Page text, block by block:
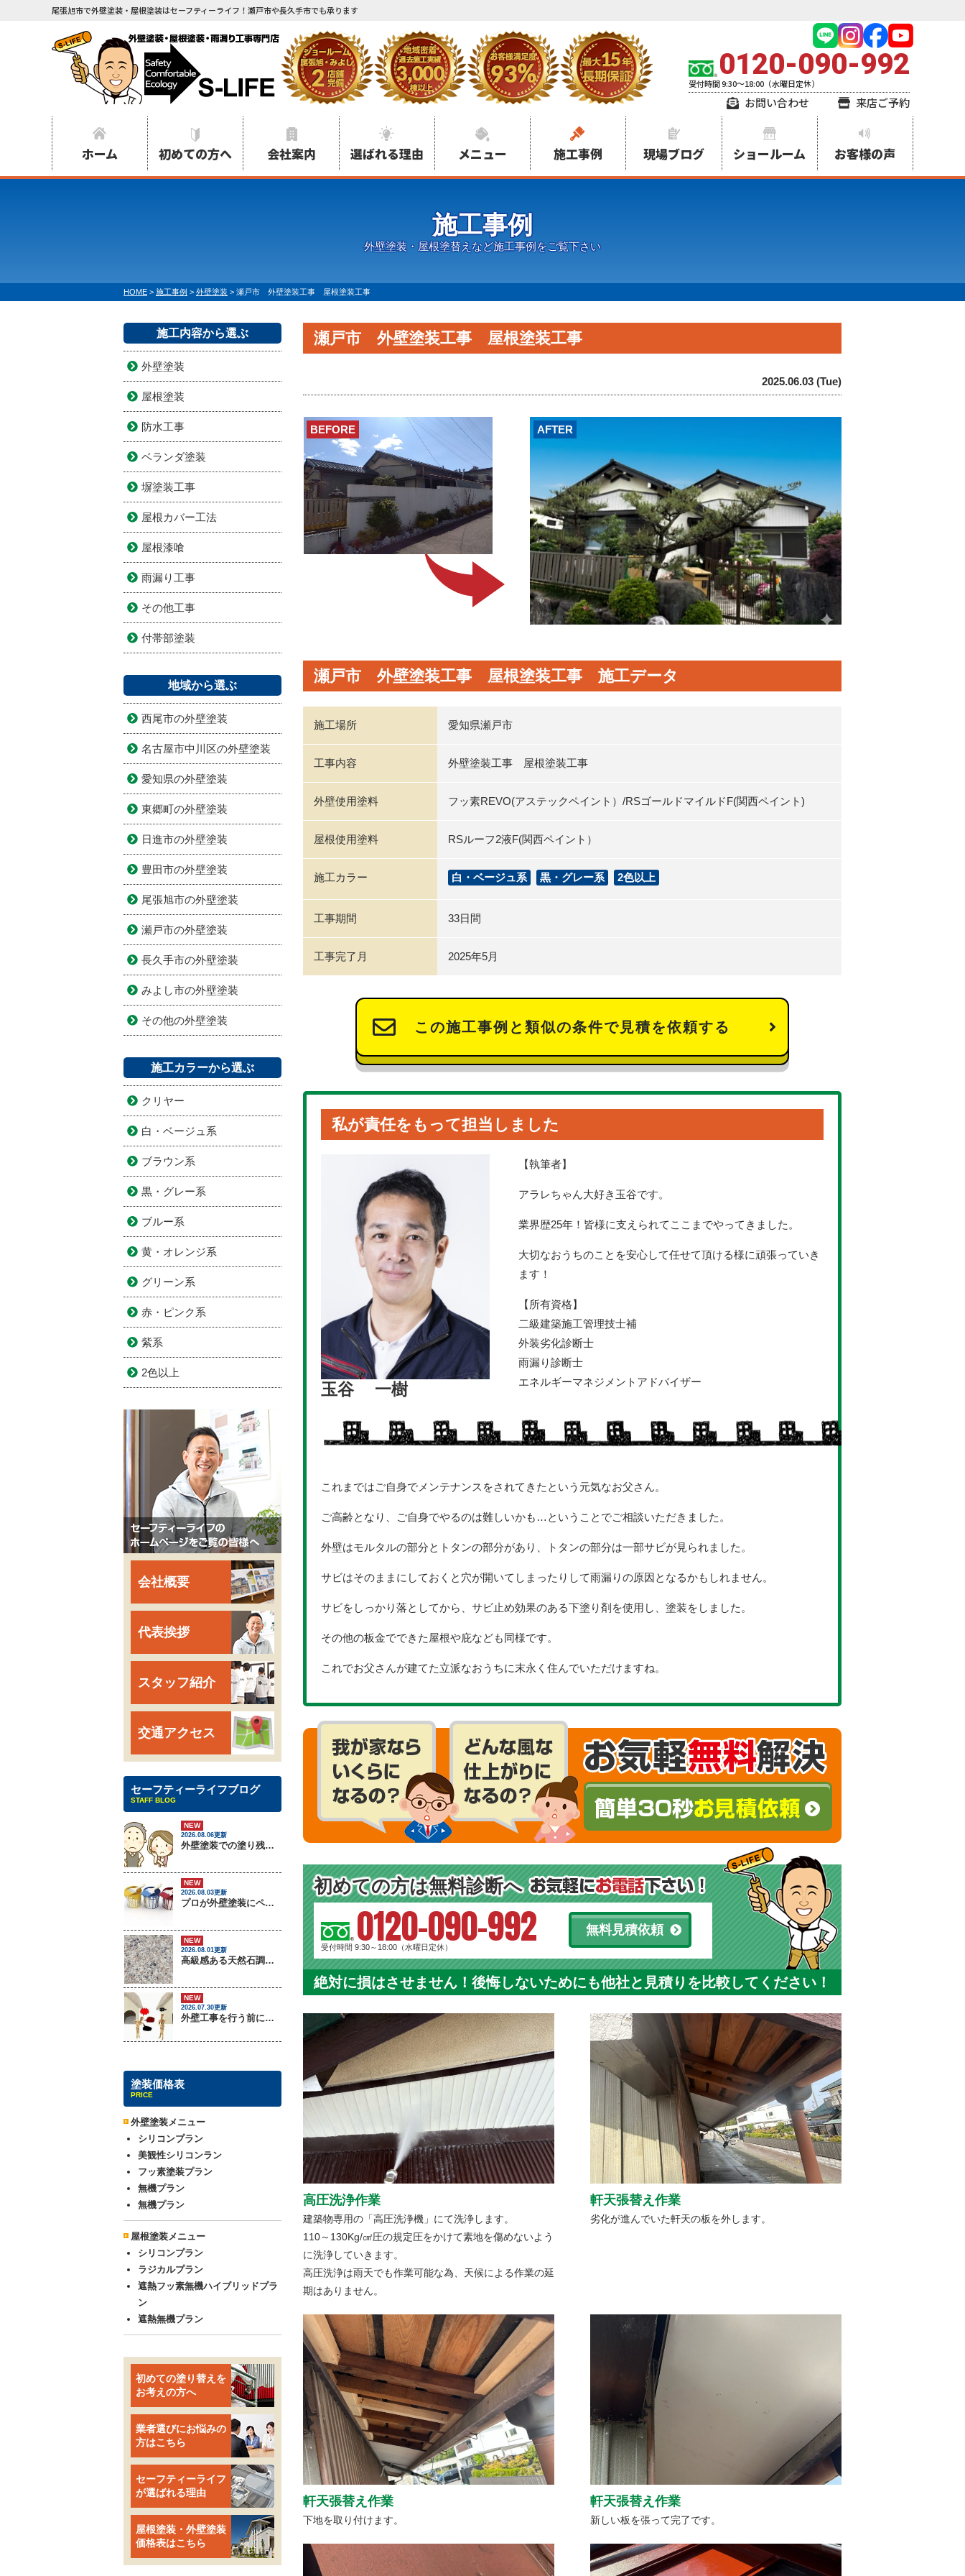
尾張旭市で外壁塗装・屋根塗装はセーフティーライフ！瀬戸市や長久手市でも承ります
0120-090-992
受付時間 9:30～18:00（水曜日定休）
お問い合わせ 来店ご予約
ホーム 初めての方へ 会社案内 選ばれる理由 メニュー 施工事例 現場ブログ ショールーム お客様の声
施工事例
外壁塗装・屋根塗替えなど施工事例をご覧下さい
HOME > 施工事例 > 外壁塗装 > 瀬戸市 外壁塗装工事 屋根塗装工事
瀬戸市 外壁塗装工事 屋根塗装工事
2025.06.03 (Tue)
AFTER
BEFORE
瀬戸市 外壁塗装工事 屋根塗装工事 施工データ
施工場所 愛知県瀬戸市
工事内容 外壁塗装工事 屋根塗装工事
外壁使用塗料 フッ素REVO(アステックペイント）/RSゴールドマイルドF(関西ペイント)
屋根使用塗料 RSルーフ2液F(関西ペイント）
施工カラー 白・ベージュ系 黒・グレー系 2色以上
工事期間 33日間
工事完了月 2025年5月
この施工事例と類似の条件で見積を依頼する
私が責任をもって担当しました
玉谷 一樹
【執筆者】
アラレちゃん大好き玉谷です。
業界歴25年！皆様に支えられてここまでやってきました。
大切なおうちのことを安心して任せて頂ける様に頑張っていき
ます！
【所有資格】
二級建築施工管理技士補
外装劣化診断士
雨漏り診断士
エネルギーマネジメントアドバイザー
これまではご自身でメンテナンスをされてきたという元気なお父さん。
ご高齢となり、ご自身でやるのは難しいかも…ということでご相談いただきました。
外壁はモルタルの部分とトタンの部分があり、トタンの部分は一部サビが見られました。
サビはそのままにしておくと穴が開いてしまったりして雨漏りの原因となるかもしれません。
サビをしっかり落としてから、サビ止め効果のある下塗り剤を使用し、塗装をしました。
その他の板金でできた屋根や庇なども同様です。
これでお父さんが建てた立派なおうちに末永く住んでいただけますね。
初めての方は無料診断へ
0120-090-992
受付時間 9:30～18:00（水曜日定休）
無料見積依頼
絶対に損はさせません！後悔しないためにも他社と見積りを比較してください！
高圧洗浄作業
建築物専用の「高圧洗浄機」にて洗浄します。
110～130Kg/㎠圧の規定圧をかけて素地を傷めないよう
に洗浄していきます。
高圧洗浄は雨天でも作業可能な為、天候による作業の延
期はありません。
軒天張替え作業
劣化が進んでいた軒天の板を外します。
軒天張替え作業
下地を取り付けます。
軒天張替え作業
新しい板を張って完了です。
施工内容から選ぶ
外壁塗装
屋根塗装
防水工事
ベランダ塗装
塀塗装工事
屋根カバー工法
屋根漆喰
雨漏り工事
その他工事
付帯部塗装
地域から選ぶ
西尾市の外壁塗装
名古屋市中川区の外壁塗装
愛知県の外壁塗装
東郷町の外壁塗装
日進市の外壁塗装
豊田市の外壁塗装
尾張旭市の外壁塗装
瀬戸市の外壁塗装
長久手市の外壁塗装
みよし市の外壁塗装
その他の外壁塗装
施工カラーから選ぶ
クリヤー
白・ベージュ系
ブラウン系
黒・グレー系
ブルー系
黄・オレンジ系
グリーン系
赤・ピンク系
紫系
2色以上
会社概要
代表挨拶
スタッフ紹介
交通アクセス
セーフティーライフブログ
STAFF BLOG
NEW
2026.08.06更新
外壁塗装での塗り残しトラブルについて
NEW
2026.08.03更新
プロが外壁塗装にペンキをしない理由
NEW
2026.08.01更新
高級感ある天然石調外壁について
NEW
2026.07.30更新
外壁工事を行う前に把握しておくべき3つのトラブル
塗装価格表
PRICE
外壁塗装メニュー
シリコンプラン
美観性シリコンラン
フッ素塗装プラン
無機プラン
無機プラン
屋根塗装メニュー
シリコンプラン
ラジカルプラン
遮熱フッ素無機ハイブリッドプラ
ン
遮熱無機プラン
初めての塗り替えを
お考えの方へ
業者選びにお悩みの
方はこちら
セーフティーライフ
が選ばれる理由
屋根塗装・外壁塗装
価格表はこちら